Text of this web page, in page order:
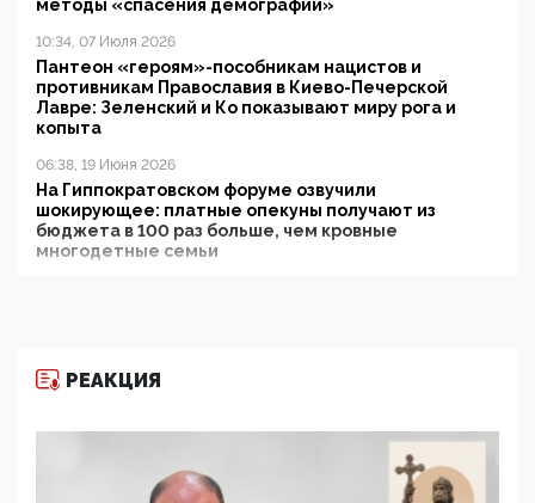
методы «спасения демографии»
10:34, 07 Июля 2026
Пантеон «героям»-пособникам нацистов и
противникам Православия в Киево-Печерской
Лавре: Зеленский и Ко показывают миру рога и
копыта
06:38, 19 Июня 2026
На Гиппократовском форуме озвучили
шокирующее: платные опекуны получают из
бюджета в 100 раз больше, чем кровные
многодетные семьи
11:53, 09 Июня 2026
деятельность ИИТО ЮНЕСКО в России, но
цифроглобалисты продолжают определять
повестку в образовании
РЕАКЦИЯ